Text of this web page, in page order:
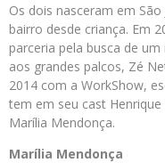
Os dois nasceram em
bairro desde criança. Em
parceria pela busca de
aos grandes palcos, Zé
2014 com a WorkShow,
tem em seu cast
Marília Mendonça.
Marília Mendonça